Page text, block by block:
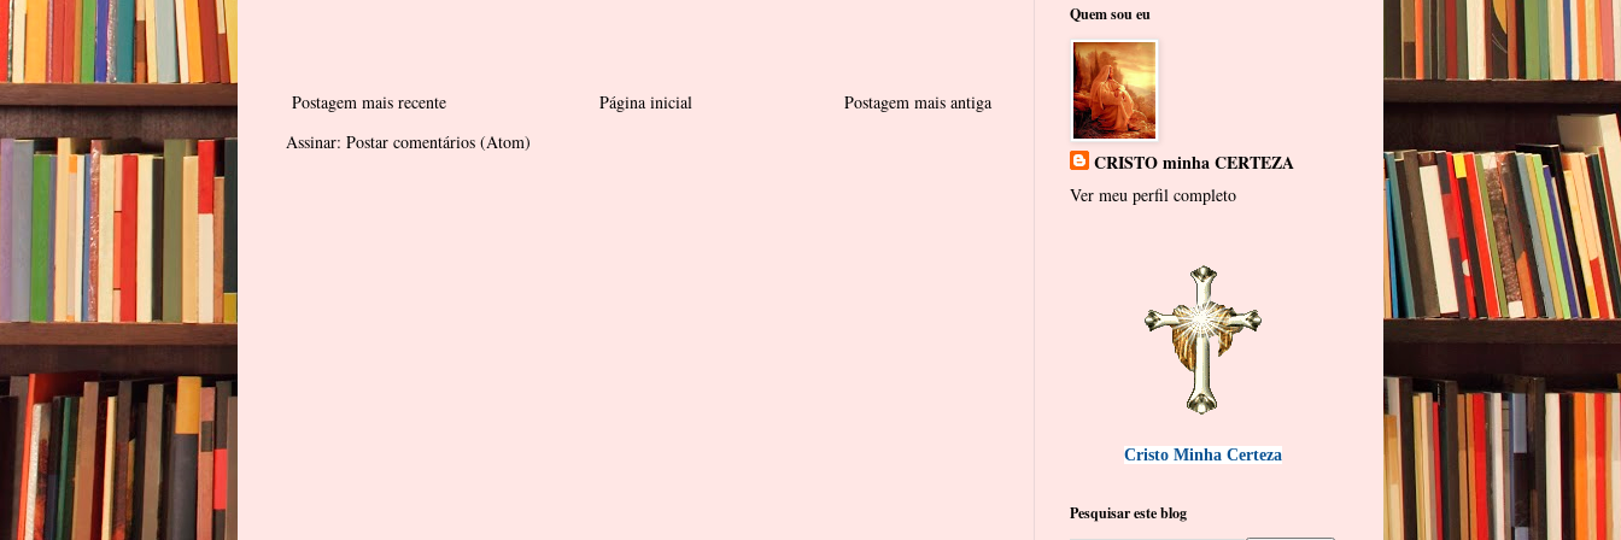
Postagem mais recente Postagem mais antiga
Página inicial
Assinar: Postar comentários (Atom)
Quem sou eu
CRISTO minha CERTEZA
Ver meu perfil completo
Cristo Minha Certeza
Pesquisar este blog